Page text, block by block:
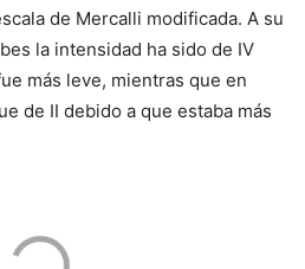
de Mercalli modificada. A su
la intensidad ha sido de IV
más leve, mientras que en
de II debido a que estaba más